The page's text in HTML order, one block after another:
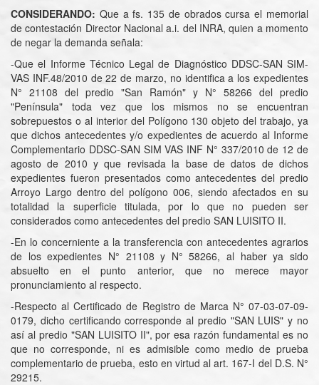
CONSIDERANDO: Que a fs. 135 de obrados cursa el memorial
de contestación Director Nacional a.i. del INRA, quien a momento
de negar la demanda señala:
-Que el Informe Técnico Legal de Diagnóstico DDSC-SAN SIM-
VAS INF.48/2010 de 22 de marzo, no identifica a los expedientes
N° 21108 del predio "San Ramón" y N° 58266 del predio
"Península" toda vez que los mismos no se encuentran
sobrepuestos o al interior del Polígono 130 objeto del trabajo, ya
que dichos antecedentes y/o expedientes de acuerdo al Informe
Complementario DDSC-SAN SIM VAS INF N° 337/2010 de 12 de
agosto de 2010 y que revisada la base de datos de dichos
expedientes fueron presentados como antecedentes del predio
Arroyo Largo dentro del polígono 006, siendo afectados en su
totalidad la superficie titulada, por lo que no pueden ser
considerados como antecedentes del predio SAN LUISITO II.
-En lo concerniente a la transferencia con antecedentes agrarios
de los expedientes N° 21108 y N° 58266, al haber ya sido
absuelto en el punto anterior, que no merece mayor
pronunciamiento al respecto.
-Respecto al Certificado de Registro de Marca N° 07-03-07-09-
0179, dicho certificando corresponde al predio "SAN LUIS" y no
así al predio "SAN LUISITO II", por esa razón fundamental es no
que no corresponde, ni es admisible como medio de prueba
complementario de prueba, esto en virtud al art. 167-I del D.S. N°
29215.